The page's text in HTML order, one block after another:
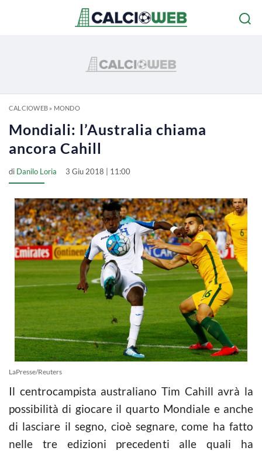
CALCIOWEB» MONDO
Mondiali: l’Australia chiama
ancora Cahill
di Danilo Loria 3 Giu 2018 | 11:00
LaPresse/Reuters
Il centrocampista australiano Tim Cahill avrà la
possibilità di giocare il quarto Mondiale e anche
di lasciare il segno, cioè segnare, come ha fatto
nelle tre edizioni precedenti alle quali ha